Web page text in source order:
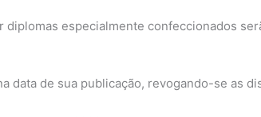
especialmente confeccionados
data de sua publicação, revogando-se as